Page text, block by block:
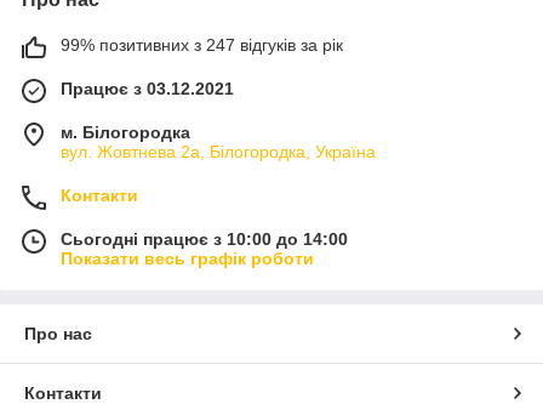
99% позитивних з 247 відгуків за рік
Працює з 03.12.2021
м. Білогородка
вул. Жовтнева 2а, Білогородка, Україна
Контакти
Сьогодні працює з 10:00 до 14:00
Показати весь графік роботи
Про нас
Контакти